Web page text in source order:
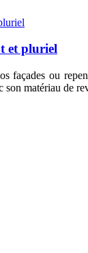
et pluriel
façades ou
son matériau de